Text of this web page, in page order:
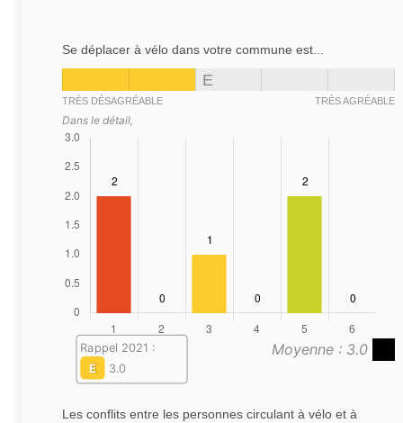
Se déplacer à vélo dans votre commune est...
E
TRÈS DÉSAGRÉABLE TRÈS AGRÉABLE
Dans le détail,
Moyenne : 3.0
Rappel 2021 :
E
3.0
Les conflits entre les personnes circulant à vélo et à